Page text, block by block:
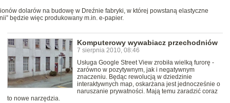
dolarów na budowę w Dreźnie fabryki, w której powstaną elastyczne
będzie więc produkowany m.in. e-papier.
Komputerowy wywabiacz przechodniów
7 sierpnia 2010, 08:46
Usługa Google Street View zrobiła wielką furorę -
zarówno w pozytywnym, jak i negatywnym
znaczeniu. Będąc rewolucją w dziedzinie
interaktywnych map, oskarżana jest jednocześnie o
naruszanie prywatności. Mają temu zaradzić coraz
to nowe narzędzia.